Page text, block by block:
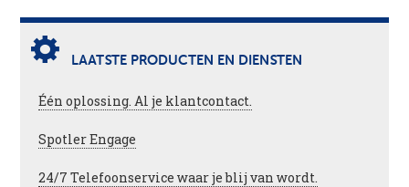
LAATSTE PRODUCTEN EN DIENSTEN
Één oplossing. Al je klantcontact.
Spotler Engage
24/7 Telefoonservice waar je blij van wordt.